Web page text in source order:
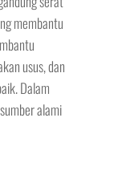
membantu
usus, dan
Dalam
alami